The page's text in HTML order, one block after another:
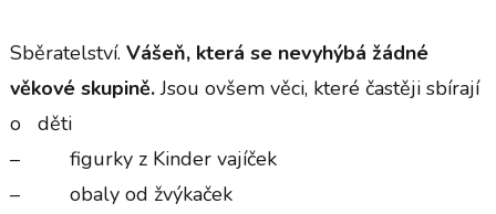
Sběratelství. Vášeň, která se nevyhýbá žádné
věkové skupině.Jsou ovšem věci, které častěji sbírají
o děti
– figurky z Kinder vajíček
– obaly od žvýkaček